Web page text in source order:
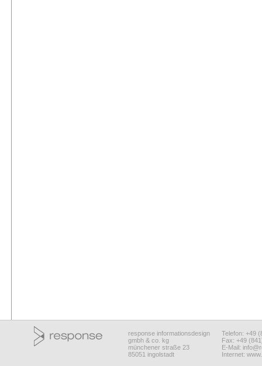
response informationsdesign
gmbh & co. kg
münchener straße 23
85051 ingolstadt
Telefon: +49
Fax: +49
E-Mail:
Internet: